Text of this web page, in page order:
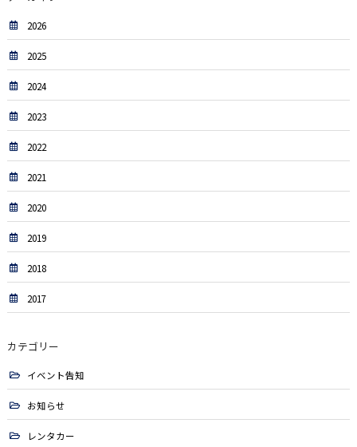
2026
2025
2024
2023
2022
2021
2020
2019
2018
2017
カテゴリー
イベント告知
お知らせ
レンタカー